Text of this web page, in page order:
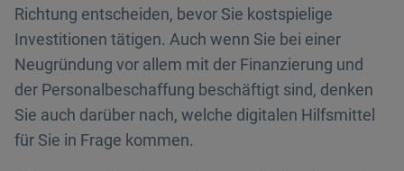
Richtung entscheiden, bevor Sie kostspielige
Investitionen tätigen. Auch wenn Sie bei einer
Neugründung vor allem mit der Finanzierung und
der Personalbeschaffung beschäftigt sind, denken
Sie auch darüber nach, welche digitalen Hilfsmittel
für Sie in Frage kommen.